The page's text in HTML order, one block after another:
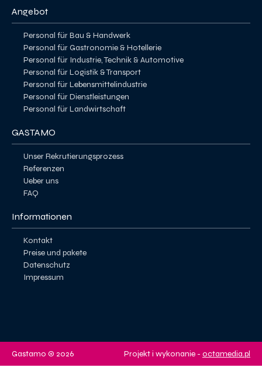
Angebot
Personal für Bau & Handwerk
Personal für Gastronomie & Hotellerie
Personal für Industrie, Technik & Automotive
Personal für Logistik & Transport
Personal für Lebensmittelindustrie
Personal für Dienstleistungen
Personal für Landwirtschaft
GASTAMO
Unser Rekrutierungsprozess
Referenzen
Ueber uns
FAQ
Informationen
Kontakt
Preise und pakete
Datenschutz
Impressum
Gastamo © 2026 Projekt i wykonanie - octamedia.pl